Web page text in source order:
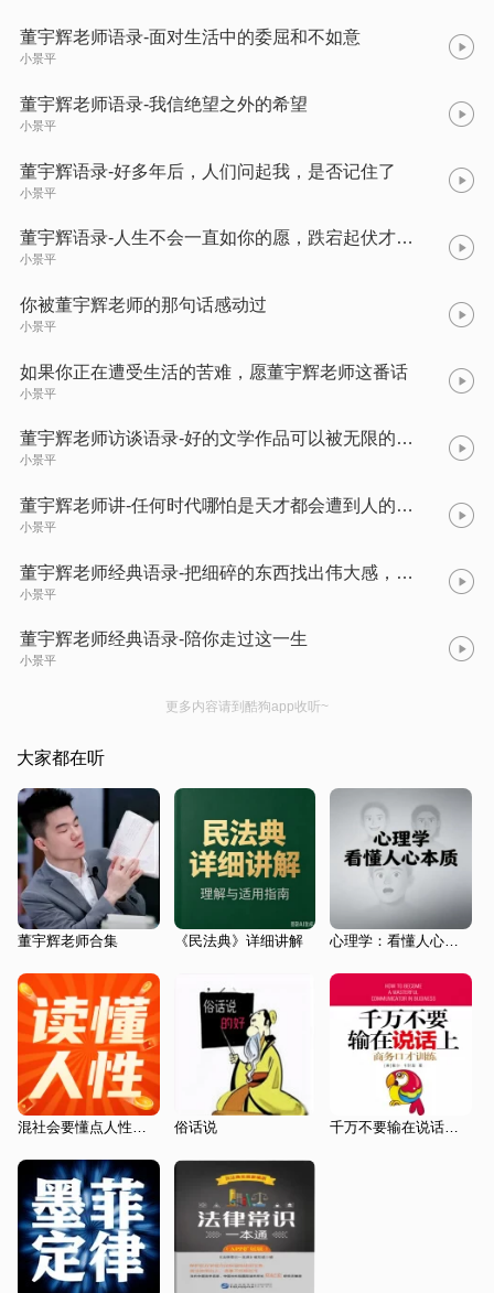
董宇辉老师语录-面对生活中的委屈和不如意
小景平
董宇辉老师语录-我信绝望之外的希望
小景平
董宇辉语录-好多年后，人们问起我，是否记住了
小景平
董宇辉语录-人生不会一直如你的愿，跌宕起伏才是人生
小景平
你被董宇辉老师的那句话感动过
小景平
如果你正在遭受生活的苦难，愿董宇辉老师这番话
小景平
董宇辉老师访谈语录-好的文学作品可以被无限的解读，每个人都能从中看到自己。
小景平
董宇辉老师讲-任何时代哪怕是天才都会遭到人的妒忌和陷害，不要为这些所重伤。
小景平
董宇辉老师经典语录-把细碎的东西找出伟大感，把平淡的东西找出浪漫感。
小景平
董宇辉老师经典语录-陪你走过这一生
小景平
更多内容请到酷狗app收听~
大家都在听
董宇辉老师合集 《民法典》详细讲解 心理学：看懂人心本质
俗话说 千万不要输在说话上：商务口才训练